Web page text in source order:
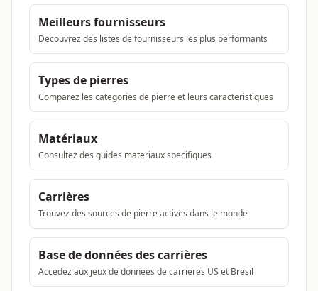
Meilleurs fournisseurs
Decouvrez des listes de fournisseurs les plus performants
Types de pierres
Comparez les categories de pierre et leurs caracteristiques
Matériaux
Consultez des guides materiaux specifiques
Carrières
Trouvez des sources de pierre actives dans le monde
Base de données des carrières
Accedez aux jeux de donnees de carrieres US et Bresil